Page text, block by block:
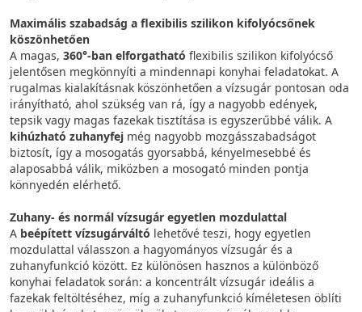
Maximális szabadság a flexibilis szilikon kifolyócsőnek
köszönhetően
A magas, 360°-ban elforgatható flexibilis szilikon kifolyócső
jelentősen megkönnyíti a mindennapi konyhai feladatokat. A
rugalmas kialakításnak köszönhetően a vízsugár pontosan oda
irányítható, ahol szükség van rá, így a nagyobb edények,
tepsik vagy magas fazekak tisztítása is egyszerűbbé válik. A
kihúzható zuhanyfej még nagyobb mozgásszabadságot
biztosít, így a mosogatás gyorsabbá, kényelmesebbé és
alaposabbá válik, miközben a mosogató minden pontja
könnyedén elérhető.
Zuhany- és normál vízsugár egyetlen mozdulattal
A beépített vízsugárváltó lehetővé teszi, hogy egyetlen
mozdulattal válasszon a hagyományos vízsugár és a
zuhanyfunkció között. Ez különösen hasznos a különböző
konyhai feladatok során: a koncentrált vízsugár ideális a
fazekak feltöltéséhez, míg a zuhanyfunkció kíméletesen öblíti